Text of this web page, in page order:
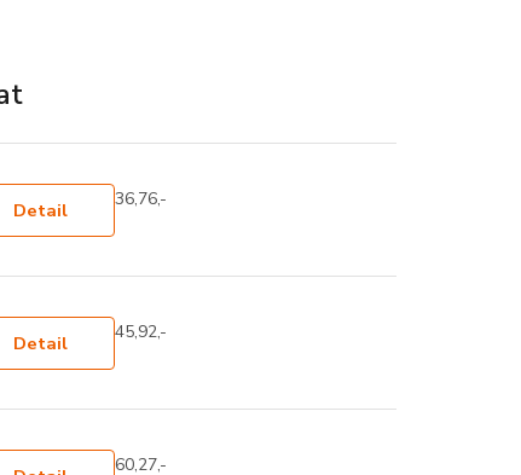
Detail 36,76,-
Detail 45,92,-
60,27,-